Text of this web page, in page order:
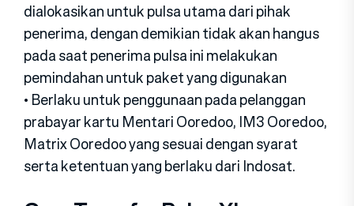
dialokasikan untuk pulsa utama dari pihak
penerima, dengan demikian tidak akan hangus
pada saat penerima pulsa ini melakukan
pemindahan untuk paket yang digunakan
• Berlaku untuk penggunaan pada pelanggan
prabayar kartu Mentari Ooredoo, IM3 Ooredoo,
Matrix Ooredoo yang sesuai dengan syarat
serta ketentuan yang berlaku dari Indosat.